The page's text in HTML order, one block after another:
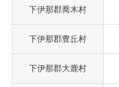
下伊那郡喬木村
下伊那郡豊丘村
下伊那郡大鹿村